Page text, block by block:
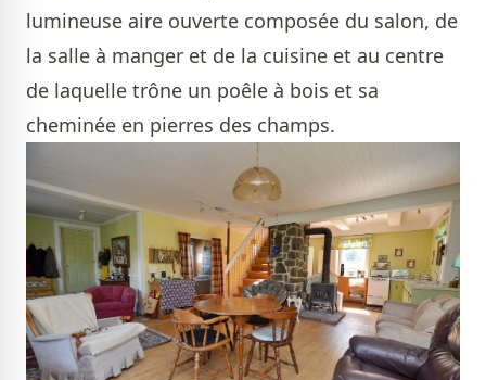
lumineuse aire ouverte composée du salon, de
la salle à manger et de la cuisine et au centre
de laquelle trône un poêle à bois et sa
cheminée en pierres des champs.